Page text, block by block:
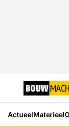
ActueelMaterieel